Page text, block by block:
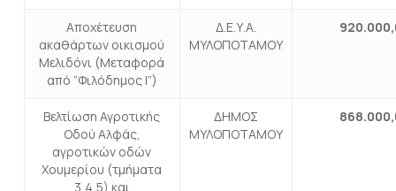
Αποχέτευση
ακαθάρτων οικισμού
Μελιδόνι (Μεταφορά
από “Φιλόδημος Ι”)
Δ.Ε.Υ.Α.
ΜΥΛΟΠΟΤΑΜΟΥ
Βελτίωση Αγροτικής
Οδού Αλφάς,
αγροτικών οδών
Χουμερίου (τμήματα
3,4,5) και
ΔΗΜΟΣ
ΜΥΛΟΠΟΤΑΜΟΥ